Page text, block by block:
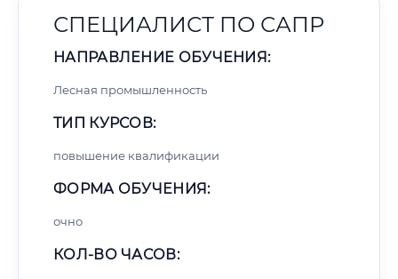
СПЕЦИАЛИСТ ПО САПР
НАПРАВЛЕНИЕ ОБУЧЕНИЯ:
Лесная промышленность
ТИП КУРСОВ:
повышение квалификации
ФОРМА ОБУЧЕНИЯ:
очно
КОЛ-ВО ЧАСОВ: